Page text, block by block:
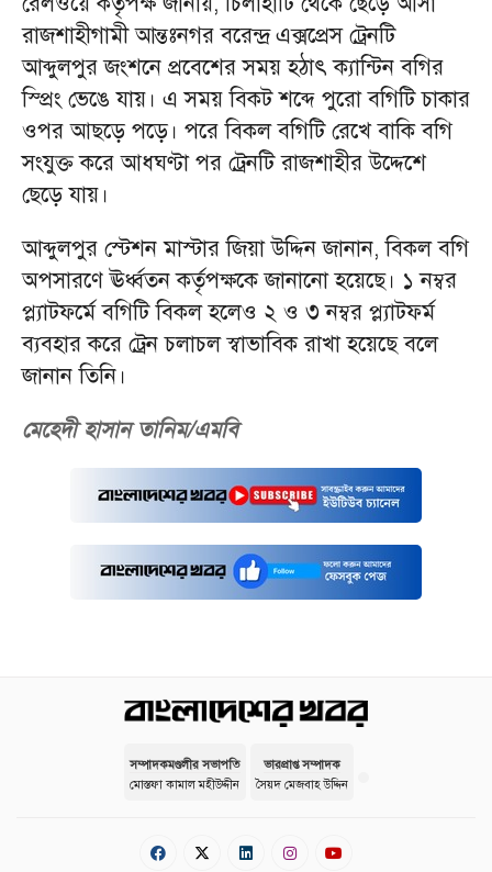
রাজশাহীগামী আন্তঃনগর বরেন্দ্র এক্সপ্রেস ট্রেনটি
আব্দুলপুর জংশনে প্রবেশের সময় হঠাৎ ক্যান্টিন বগির
স্প্রিং ভেঙে যায়। এ সময় বিকট শব্দে পুরো বগিটি চাকার
ওপর আছড়ে পড়ে। পরে বিকল বগিটি রেখে বাকি বগি
সংযুক্ত করে আধঘণ্টা পর ট্রেনটি রাজশাহীর উদ্দেশে
ছেড়ে যায়।
আব্দুলপুর স্টেশন মাস্টার জিয়া উদ্দিন জানান, বিকল বগি
অপসারণে ঊর্ধ্বতন কর্তৃপক্ষকে জানানো হয়েছে। ১ নম্বর
প্ল্যাটফর্মে বগিটি বিকল হলেও ২ ও ৩ নম্বর প্ল্যাটফর্ম
ব্যবহার করে ট্রেন চলাচল স্বাভাবিক রাখা হয়েছে বলে
জানান তিনি।
মেহেদী হাসান তানিম/এমবি
সম্পাদকমণ্ডলীর সভাপতি
মোস্তফা কামাল মহীউদ্দীন
ভারপ্রাপ্ত সম্পাদক
সৈয়দ মেজবাহ উদ্দিন